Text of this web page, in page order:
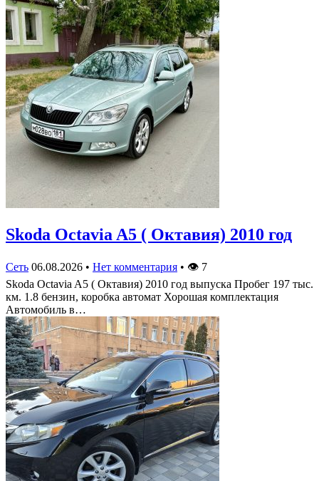
Skoda Octavia A5 ( Октавия) 2010 год
Сеть 06.08.2026 • Нет комментария • 👁 7
Skoda Octavia A5 ( Октавия) 2010 год выпуска Пробег 197 тыс.
км. 1.8 бензин, коробка автомат Хорошая комплектация
Автомобиль в…